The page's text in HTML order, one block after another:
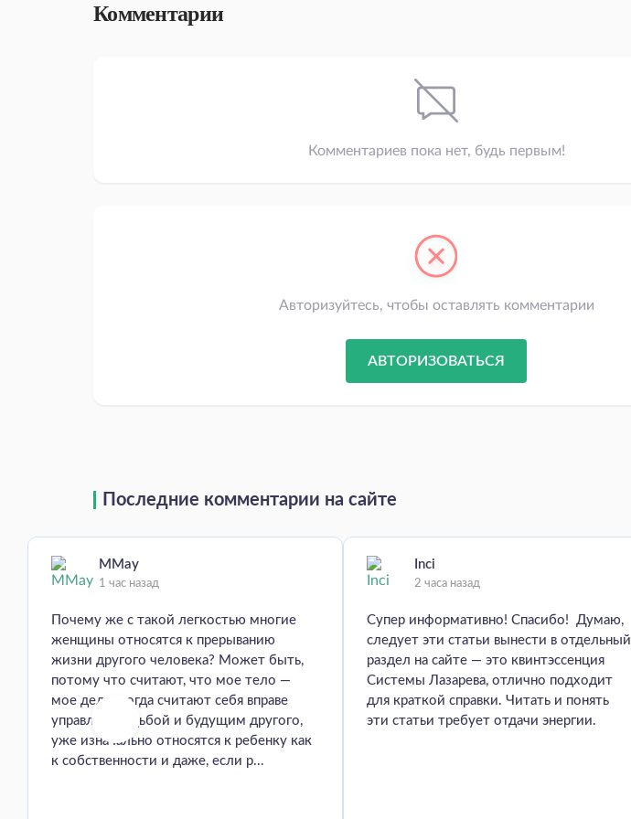
Комментарии
Комментариев пока нет, будь первым!
Авторизуйтесь, чтобы оставлять комментарии
АВТОРИЗОВАТЬСЯ
Последние комментарии на сайте
MMay
1 час назад
Почему же с такой легкостью многие
женщины относятся к прерыванию
жизни другого человека? Может быть,
потому что считают, что мое тело —
мое дело, когда считают себя вправе
управлять судьбой и будущим другого,
уже изначально относятся к ребенку как
к собственности и даже, если р...
Inci
2 часа назад
Супер информативно! Спасибо! Думаю,
следует эти статьи вынести в отдельный
раздел на сайте — это квинтэссенция
Системы Лазарева, отлично подходит
для краткой справки. Читать и понять
эти статьи требует отдачи энергии.